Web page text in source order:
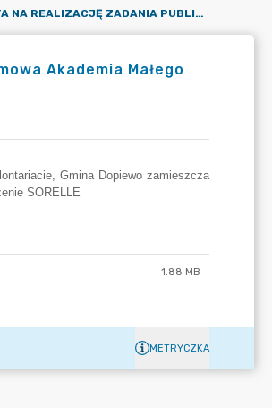
OFERTA NA REALIZACJĘ ZADANIA PUBLICZNEGO W TRYBIE MAŁYCH ZLECEŃ PN. „ZIMOWA AKADEMIA MAŁEGO ROBOTYKA”
Akademia Małego
1.88 MB
METRYCZKA